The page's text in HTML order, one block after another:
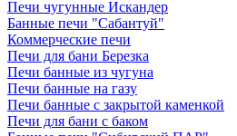
Печи чугунные Искандер
Банные печи "Сабантуй"
Коммерческие печи
Печи для бани Березка
Печи банные из чугуна
Печи банные на газу
Печи банные с закрытой каменкой
Печи для бани с баком